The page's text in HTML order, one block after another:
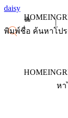
daisy
HOME
HOME
หา